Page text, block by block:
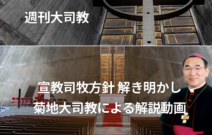
週刊大司教
宣教司牧⽅針 解き明かし
菊地⼤司教による解説動画